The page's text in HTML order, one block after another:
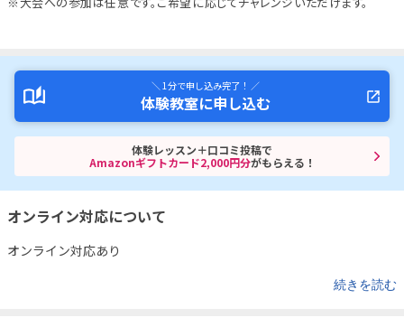
＼ 1分で申し込み完了！ ／
体験教室に申し込む
体験レッスン＋口コミ投稿で
Amazonギフトカード2,000円分がもらえる！
オンライン対応について
オンライン対応あり
続きを読む